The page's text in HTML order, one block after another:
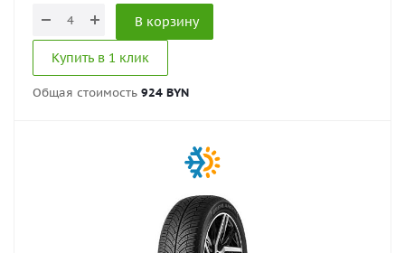
В корзину
Купить в 1 клик
Общая стоимость 924 BYN